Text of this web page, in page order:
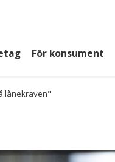
För konsument
lånekraven"